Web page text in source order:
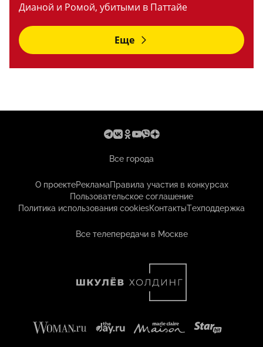
Дианой и Ромой, убитыми в Паттайе
Еще
Все города
О проектеРекламаПравила участия в конкурсах
Пользовательское соглашение
Политика использования cookiesКонтактыТехподдержка
Все телепередачи в Москве